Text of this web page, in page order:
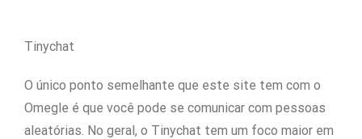
Tinychat
O único ponto semelhante que este site tem com o
Omegle é que você pode se comunicar com pessoas
aleatórias. No geral, o Tinychat tem um foco maior em